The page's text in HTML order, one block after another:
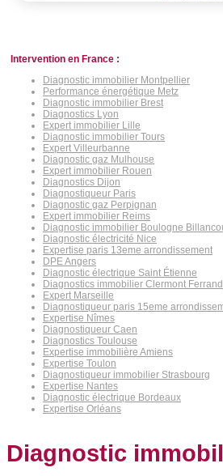
Intervention en France :
Diagnostic immobilier Montpellier
Performance énergétique Metz
Diagnostic immobilier Brest
Diagnostics Lyon
Expert immobilier Lille
Diagnostic immobilier Tours
Expert Villeurbanne
Diagnostic gaz Mulhouse
Expert immobilier Rouen
Diagnostics Dijon
Diagnostiqueur Paris
Diagnostic gaz Perpignan
Expert immobilier Reims
Diagnostic immobilier Boulogne
Diagnostic électricité Nice
Expertise paris 13eme arrondissement
DPE Angers
Diagnostic électrique Saint Étienne
Diagnostics immobilier Clermont Ferrand
Expert Marseille
Diagnostiqueur paris 15eme
Expertise Nîmes
Diagnostiqueur Caen
Diagnostics Toulouse
Expertise immobilière Amiens
Expertise Toulon
Diagnostiqueur immobilier Strasbourg
Expertise Nantes
Diagnostic électrique Bordeaux
Expertise Orléans
Diagnostic